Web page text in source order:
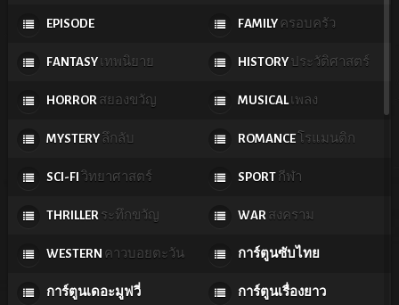
EPISODE FAMILY ครอบครัว
FANTASY เทพนิยาย HISTORY ประวัติศาสตร์
HORROR สยองขวัญ MUSICALเพลง
MYSTERY ลึกลับ ROMANCE โรแมนติก
SCI-FI วิทยาศาสตร์ SPORT กีฬา
THRILLER ระทึกขวัญ WAR สงคราม
WESTERN คาวบอยตะวัน
ตก
การ์ตูนซับไทย
การ์ตูนเดอะมูฟวี่ การ์ตูนเรื่องยาว